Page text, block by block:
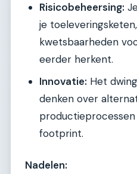
Risicobeheersing:
je
kwetsbaarheden
eerder herkent.
Innovatie: Het
denken over
footprint.
Nadelen: